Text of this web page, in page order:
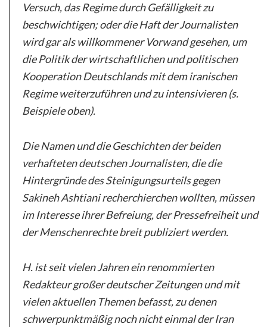
Versuch, das Regime durch Gefälligkeit zu
beschwichtigen; oder die Haft der Journalisten
wird gar als willkommener Vorwand gesehen, um
die Politik der wirtschaftlichen und politischen
Kooperation Deutschlands mit dem iranischen
Regime weiterzuführen und zu intensivieren (s.
Beispiele oben).
Die Namen und die Geschichten der beiden
verhafteten deutschen Journalisten, die die
Hintergründe des Steinigungsurteils gegen
Sakineh Ashtiani recherchierchen wollten, müssen
im Interesse ihrer Befreiung, der Pressefreiheit und
der Menschenrechte breit publiziert werden.
H. ist seit vielen Jahren ein renommierten
Redakteur großer deutscher Zeitungen und mit
vielen aktuellen Themen befasst, zu denen
schwerpunktmäßig noch nicht einmal der Iran